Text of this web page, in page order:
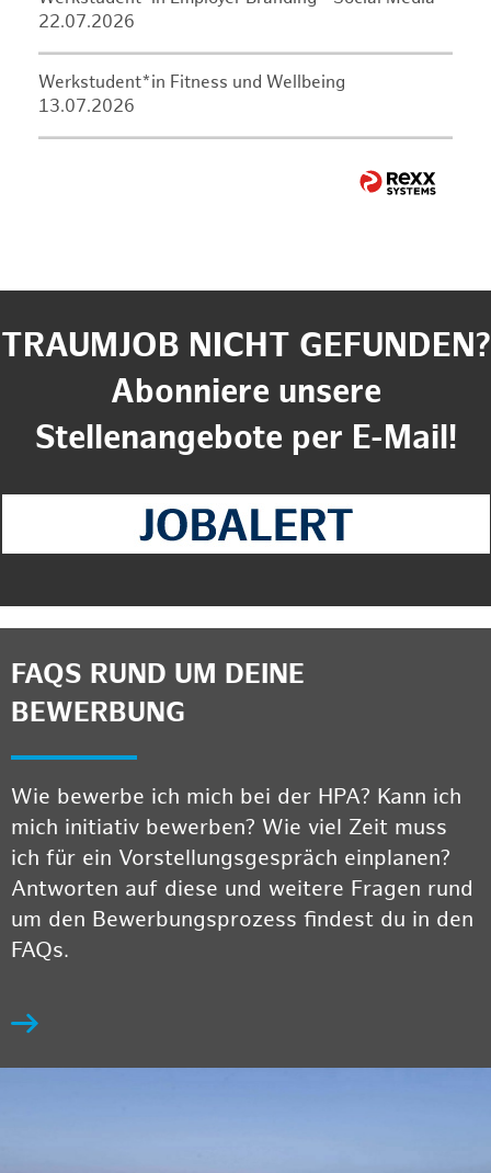
22.07.2026
Werkstudent*in Fitness und Wellbeing
13.07.2026
TRAUMJOB NICHT GEFUNDEN?
Abonniere unsere
Stellenangebote per E-Mail!
FAQS RUND UM DEINE
BEWERBUNG
Wie bewerbe ich mich bei der HPA? Kann ich
mich initiativ bewerben? Wie viel Zeit muss
ich für ein Vorstellungsgespräch einplanen?
Antworten auf diese und weitere Fragen rund
um den Bewerbungsprozess findest du in den
FAQs.